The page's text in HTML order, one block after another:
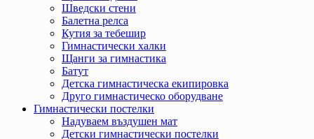
Шведски стени
Балетна релса
Кутия за тебешир
Гимнастически халки
Щанги за гимнастика
Батут
Детска гимнастическа екипировка
Друго гимнастическо оборудване
Гимнастически постелки
Надуваем въздушен мат
Детски гимнастически постелки